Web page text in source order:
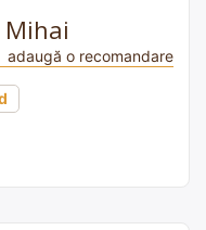
Mihai
adaugă o recomandare